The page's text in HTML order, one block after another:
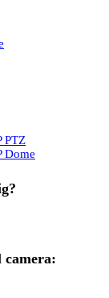
PTZ
Dome
camera: